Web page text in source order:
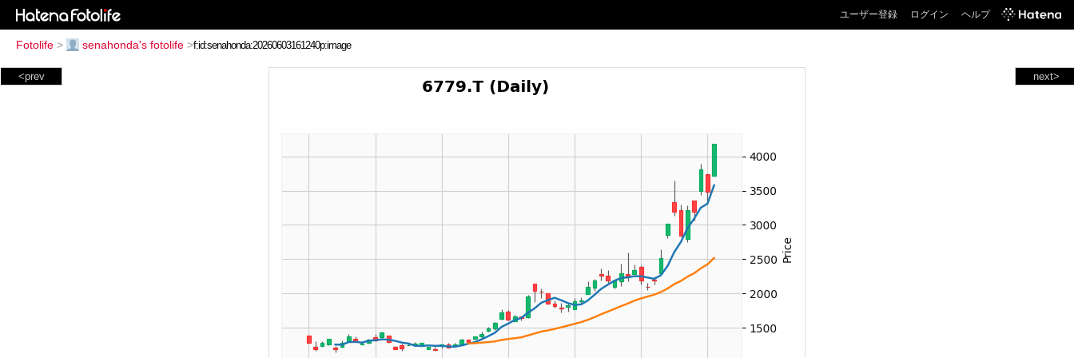
ユーザー登録 ログイン ヘルプ
Fotolife > senahonda's fotolife >
next>
<prev